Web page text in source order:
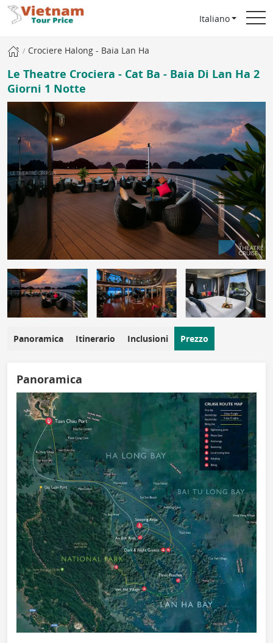
Italiano
Crociere Halong - Baia Lan Ha
Le Theatre Crociera - Cat Ba - Baia Di Lan Ha 2
Giorni 1 Notte
Panoramica Itinerario Inclusioni Prezzo
Panoramica